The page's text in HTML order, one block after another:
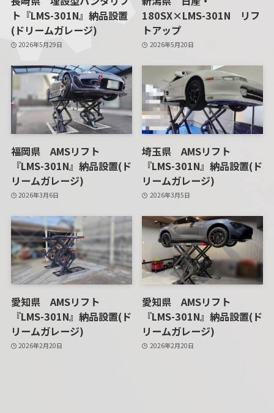
ト『LMS-301N』納品設置
(ドリームガレージ)
2026年5月29日
180SX×LMS-301N リフ
トアップ
2026年5月20日
福岡県 AMSリフト
『LMS-301N』納品設置(ド
リームガレージ)
2026年3月6日
埼玉県 AMSリフト
『LMS-301N』納品設置(ド
リームガレージ)
2026年3月5日
愛知県 AMSリフト
『LMS-301N』納品設置(ド
リームガレージ)
2026年2月20日
愛知県 AMSリフト
『LMS-301N』納品設置(ド
リームガレージ)
2026年2月20日